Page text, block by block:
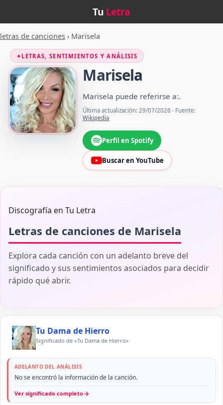
Tu Letra
letras de canciones › Marisela
✦LETRAS, SENTIMIENTOS Y ANÁLISIS
Marisela
Marisela puede referirse a:.
Última actualización: 29/07/2026 · Fuente:
Wikipedia
Perfil en Spotify
Buscar en YouTube
Discografía en Tu Letra
Letras de canciones de Marisela
Explora cada canción con un adelanto breve del
significado y sus sentimientos asociados para decidir
rápido qué abrir.
Tu Dama de Hierro
Significado de «Tu Dama de Hierro»
ADELANTO DEL ANÁLISIS
No se encontró la información de la canción.
Ver significado completo→